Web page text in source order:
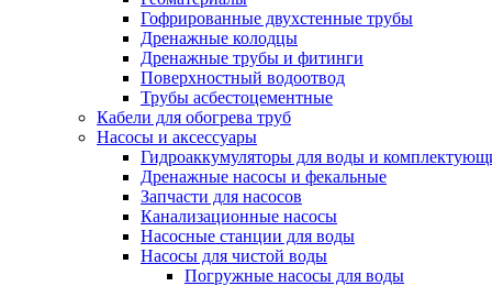
Гофрированные двухстенные трубы
Дренажные колодцы
Дренажные трубы и фитинги
Поверхностный водоотвод
Трубы асбестоцементные
Кабели для обогрева труб
Насосы и аксессуары
Гидроаккумуляторы для воды и
Дренажные насосы и фекальные
Запчасти для насосов
Канализационные насосы
Насосные станции для воды
Насосы для чистой воды
Погружные насосы для воды